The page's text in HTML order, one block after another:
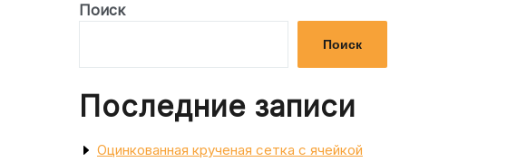
Поиск
Поиск
Последние записи
Оцинкованная крученая сетка с ячейкой